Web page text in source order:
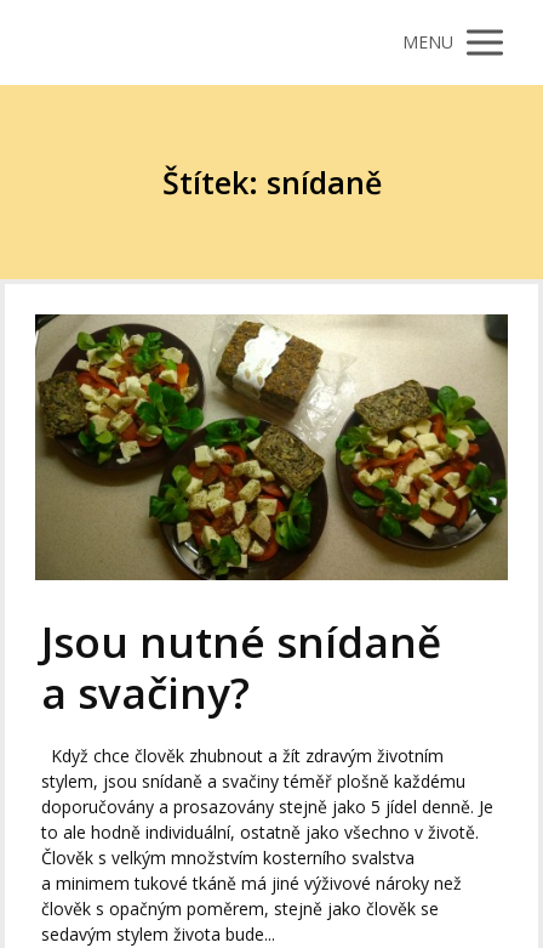
MENU
Štítek: snídaně
Jsou nutné snídaně
a svačiny?
Když chce člověk zhubnout a žít zdravým životním
stylem, jsou snídaně a svačiny téměř plošně každému
doporučovány a prosazovány stejně jako 5 jídel denně. Je
to ale hodně individuální, ostatně jako všechno v životě.
Člověk s velkým množstvím kosterního svalstva
a minimem tukové tkáně má jiné výživové nároky než
člověk s opačným poměrem, stejně jako člověk se
sedavým stylem života bude...